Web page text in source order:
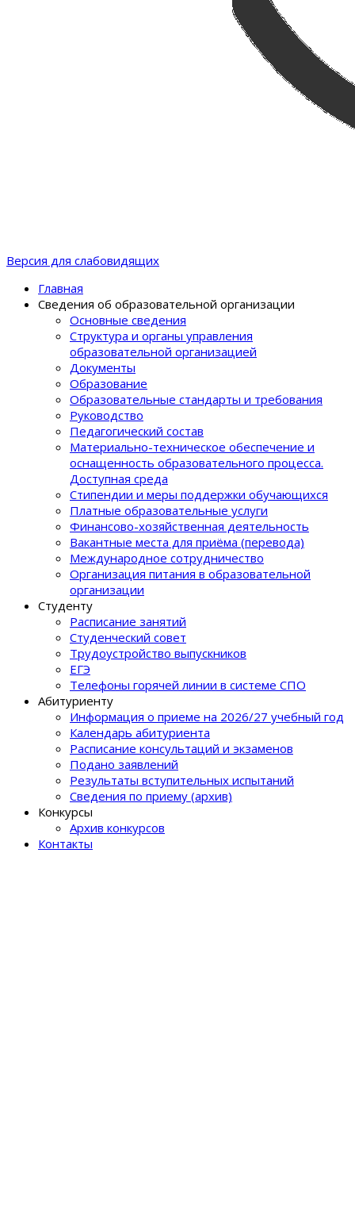
Версия для слабовидящих
Главная
Сведения об образовательной организации
Основные сведения
Структура и органы управления
образовательной организацией
Документы
Образование
Образовательные стандарты и требования
Руководство
Педагогический состав
Материально-техническое обеспечение и
оснащенность образовательного процеcса.
Доступная среда
Стипендии и меры поддержки обучающихся
Платные образовательные услуги
Финансово-хозяйственная деятельность
Вакантные места для приёма (перевода)
Международное сотрудничество
Организация питания в образовательной
организации
Студенту
Расписание занятий
Студенческий совет
Трудоустройство выпускников
ЕГЭ
Телефоны горячей линии в системе СПО
Абитуриенту
Информация о приеме на 2026/27 учебный год
Календарь абитуриента
Расписание консультаций и экзаменов
Подано заявлений
Результаты вступительных испытаний
Сведения по приему (архив)
Конкурсы
Архив конкурсов
Контакты